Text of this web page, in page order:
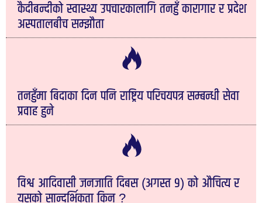
कैदीबन्दीको स्वास्थ्य उपचारकालागि तनहुँ कारागार र प्रदेश
अस्पतालबीच सम्झौता
तनहुँमा बिदाका दिन पनि राष्ट्रिय परिचयपत्र सम्बन्धी सेवा
प्रवाह हुने
विश्व आदिवासी जनजाति दिबस (अगस्त ९) को औचित्य र
यसको सान्दर्भिकता किन ?